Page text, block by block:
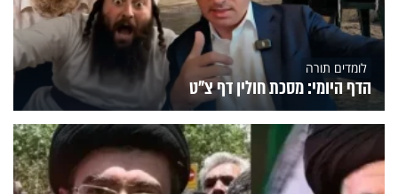
לומדים תורה
הדף היומי: מסכת חולין דף צ"ט